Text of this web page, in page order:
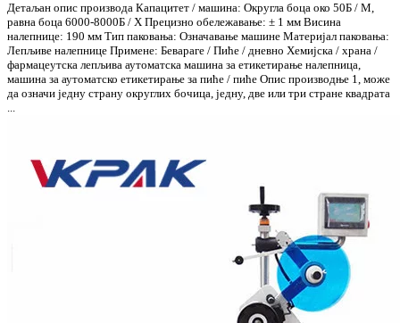
Детаљан опис производа Капацитет / машина: Округла боца око 50Б / М,
равна боца 6000-8000Б / Х Прецизно обележавање: ± 1 мм Висина
налепнице: 190 мм Тип паковања: Означавање машине Материјал паковања:
Лепљиве налепнице Примене: Бевараге / Пиће / дневно Хемијска / храна /
фармацеутска лепљива аутоматска машина за етикетирање налепница,
машина за аутоматско етикетирање за пиће / пиће Опис производње 1, може
да означи једну страну округлих бочица, једну, две или три стране квадрата
...